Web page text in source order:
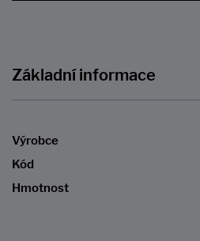
Základní informace
Výrobce
Kód
Hmotnost